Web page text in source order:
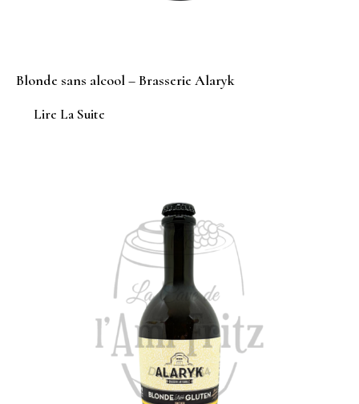
Blonde sans alcool – Brasserie Alaryk
Lire La Suite